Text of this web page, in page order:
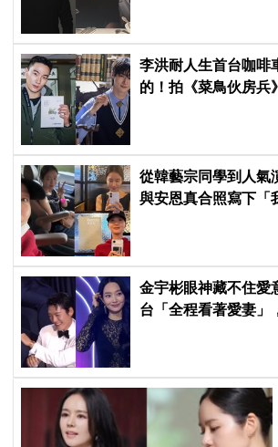
李洪耐人生首台咖啡
的！拍《菜鳥伙房兵
從韓藝宗同學到人氣
與安恩真合照寫下「
金宇彬眼神藏不住愛
台「全程看著愛妻」